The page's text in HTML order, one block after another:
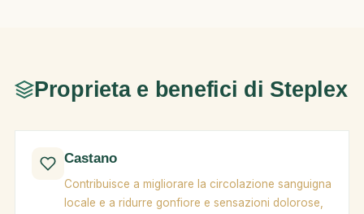
Proprieta e benefici di Steplex
Castano
Contribuisce a migliorare la circolazione sanguigna
locale e a ridurre gonfiore e sensazioni dolorose,